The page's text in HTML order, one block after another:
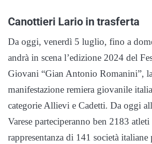
Canottieri Lario in trasferta
Da oggi, venerdì 5 luglio, fino a
andrà in scena l’edizione 2024 del
Giovani “Gian Antonio Romanini”,
manifestazione remiera giovanile
categorie Allievi e Cadetti. Da oggi
Varese parteciperanno ben 2183 atleti
rappresentanza di 141 società